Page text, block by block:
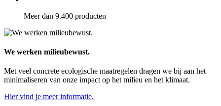
Meer dan 9.400 producten
We werken milieubewust.
Met veel concrete ecologische maatregelen dragen we bij aan het
minimaliseren van onze impact op het milieu en het klimaat.
Hier vind je meer informatie.